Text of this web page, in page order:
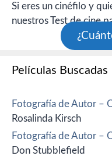
Si eres un cinéfilo y
nuestros Test de cine
Películas Buscadas
Fotografía de Autor –
Rosalinda Kirsch
Fotografía de Autor –
Don Stubblefield